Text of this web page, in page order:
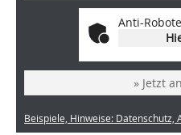
Anti-
» Jetzt
Beispiele, Hinweise: Datenschutz,